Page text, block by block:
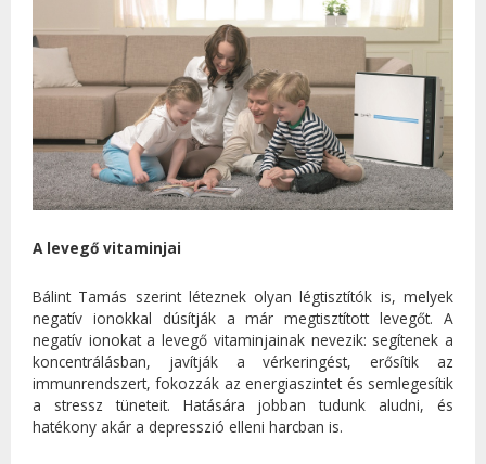
A levegő vitaminjai
Bálint Tamás szerint léteznek olyan légtisztítók is, melyek
negatív ionokkal dúsítják a már megtisztított levegőt. A
negatív ionokat a levegő vitaminjainak nevezik: segítenek a
koncentrálásban, javítják a vérkeringést, erősítik az
immunrendszert, fokozzák az energiaszintet és semlegesítik
a stressz tüneteit. Hatására jobban tudunk aludni, és
hatékony akár a depresszió elleni harcban is.